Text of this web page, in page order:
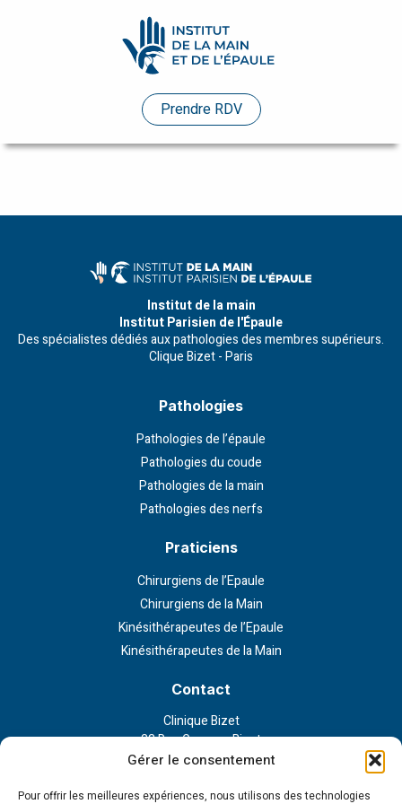
Gérer le consentement
Pour offrir les meilleures expériences, nous utilisons des technologies
Prendre RDV
Institut de la main
Institut Parisien de l'Épaule
Des spécialistes dédiés aux pathologies des membres supérieurs.
Clique Bizet - Paris
Pathologies
Pathologies de l’épaule
Pathologies du coude
Pathologies de la main
Pathologies des nerfs
Praticiens
Chirurgiens de l’Epaule
Chirurgiens de la Main
Kinésithérapeutes de l’Epaule
Kinésithérapeutes de la Main
Contact
Clinique Bizet
23 Rue Georges Bizet
75116 Paris
Praticiens
Etudes